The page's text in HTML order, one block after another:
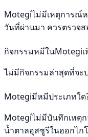
Motegiไม่มีเหตุการณ์
วันที่ผ่านมา ควรตรวจ
กิจกรรมหมีในMotegi
ไม่มีกิจกรรมล่าสุดที่จะ
Motegiมีหมีประเภทใด
Motegiไม่มีบันทึกเห
น้ำตาลอุสซูรีในฮอกไก